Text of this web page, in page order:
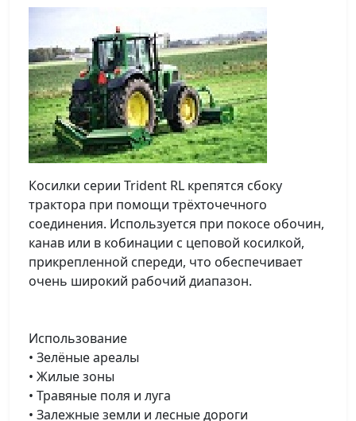
Косилки серии Trident RL крепятся сбоку
трактора при помощи трёхточечного
соединения. Используется при покосе обочин,
канав или в кобинации с цеповой косилкой,
прикрепленной спереди, что обеспечивает
очень широкий рабочий диапазон.
Использование
• Зелёные ареалы
• Жилые зоны
• Травяные поля и луга
• Залежные земли и лесные дороги